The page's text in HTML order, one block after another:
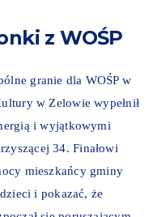
z WOŚP
granie dla WOŚP w
w Zelowie wypełnił
i wyjątkowymi
34. Finałowi
mieszkańcy gminy
i pokazać, że